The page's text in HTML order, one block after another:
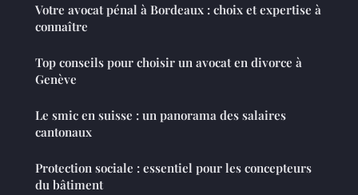
Votre avocat pénal à Bordeaux : choix et expertise à
connaître
Top conseils pour choisir un avocat en divorce à
Genève
Le smic en suisse : un panorama des salaires
cantonaux
Protection sociale : essentiel pour les concepteurs
du bâtiment